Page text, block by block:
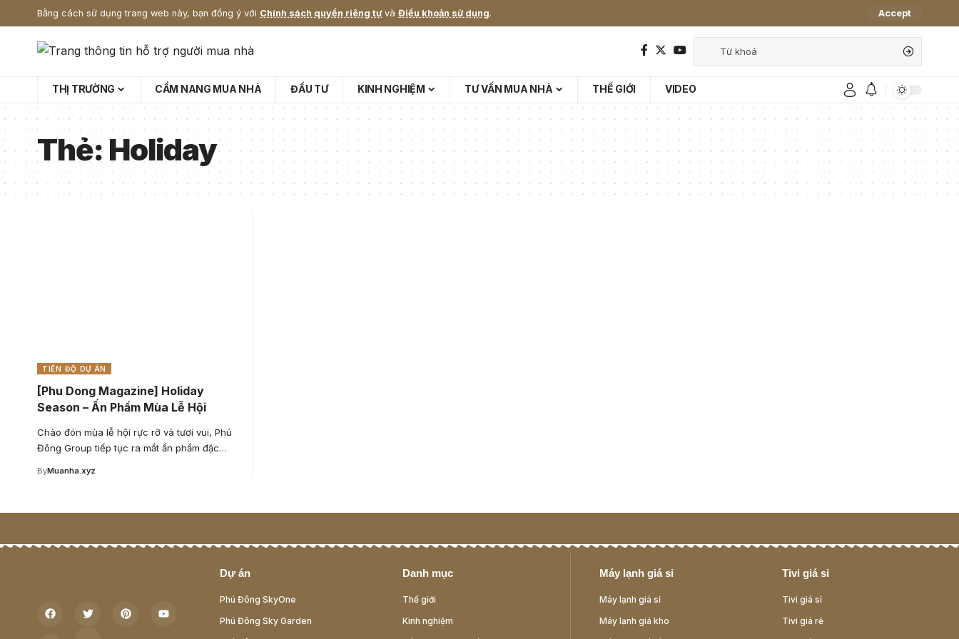
Bằng cách sử dụng trang web này, bạn đồng ý với Chính sách quyền riêng tưvà Điều khoản sử dụng. Accept
THỊ TRƯỜNG CẨM NANG MUA NHÀ ĐẦU TƯ KINH NGHIỆM TƯ VẤN MUA NHÀ THẾ GIỚI VIDEO
Thẻ: Holiday
TIẾN ĐỘ DỰ ÁN
[Phu Dong Magazine] Holiday
Season – Ấn Phẩm Mùa Lễ Hội
Chào đón mùa lễ hội rực rỡ và tươi vui, Phú
Đông Group tiếp tục ra mắt ấn phẩm đặc…
ByMuanha.xyz
Dự án
Phú Đông SkyOne
Phú Đông Sky Garden
Danh mục
Thế giới
Kinh nghiệm
Máy lạnh giá sỉ
Máy lạnh giá sỉ
Máy lạnh giá kho
Tivi giá sỉ
Tivi giá sỉ
Tivi giá rẻ